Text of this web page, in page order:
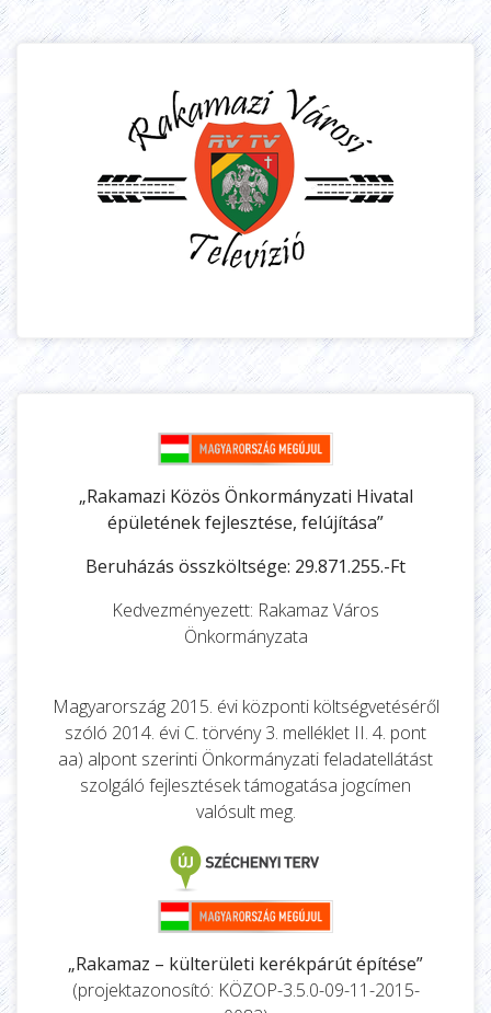
„Rakamazi Közös Önkormányzati Hivatal
épületének fejlesztése, felújítása”
Beruházás összköltsége: 29.871.255.-Ft
Kedvezményezett: Rakamaz Város
Önkormányzata
Magyarország 2015. évi központi költségvetéséről
szóló 2014. évi C. törvény 3. melléklet II. 4. pont
aa) alpont szerinti Önkormányzati feladatellátást
szolgáló fejlesztések támogatása jogcímen
valósult meg.
„Rakamaz – külterületi kerékpárút építése”
(projektazonosító: KÖZOP-3.5.0-09-11-2015-